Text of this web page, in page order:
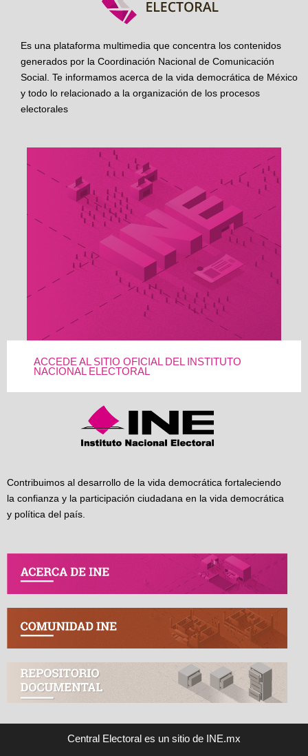
Es una plataforma multimedia que concentra los contenidos
generados por la Coordinación Nacional de Comunicación
Social. Te informamos acerca de la vida democrática de México
y todo lo relacionado a la organización de los procesos
electorales
ACCEDE AL SITIO OFICIAL DEL INSTITUTO
NACIONAL ELECTORAL
Contribuimos al desarrollo de la vida democrática fortaleciendo
la confianza y la participación ciudadana en la vida democrática
y política del país.
Central Electoral es un sitio de INE.mx